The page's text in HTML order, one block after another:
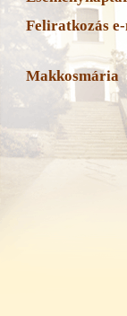
Feliratkozás
Makkosmária